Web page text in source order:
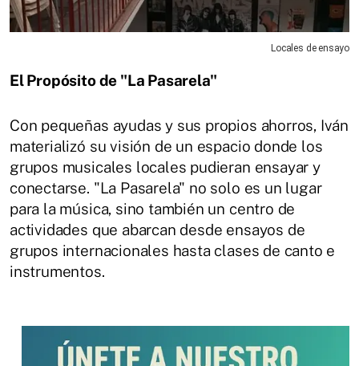
Locales de ensayo
El Propósito de "La Pasarela"
Con pequeñas ayudas y sus propios ahorros, Iván
materializó su visión de un espacio donde los
grupos musicales locales pudieran ensayar y
conectarse. "La Pasarela" no solo es un lugar
para la música, sino también un centro de
actividades que abarcan desde ensayos de
grupos internacionales hasta clases de canto e
instrumentos.